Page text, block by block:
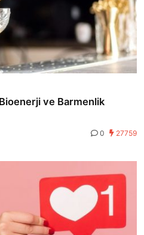
ve Barmenlik
0 27759